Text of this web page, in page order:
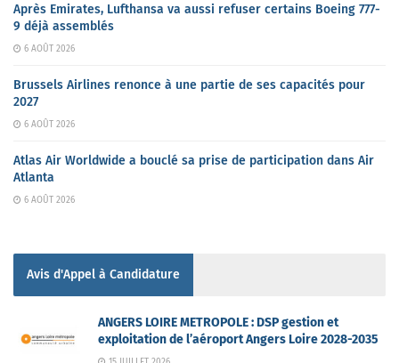
Après Emirates, Lufthansa va aussi refuser certains Boeing 777-
9 déjà assemblés
6 AOÛT 2026
Brussels Airlines renonce à une partie de ses capacités pour
2027
6 AOÛT 2026
Atlas Air Worldwide a bouclé sa prise de participation dans Air
Atlanta
6 AOÛT 2026
Avis d'Appel à Candidature
ANGERS LOIRE METROPOLE : DSP gestion et
exploitation de l’aéroport Angers Loire 2028-2035